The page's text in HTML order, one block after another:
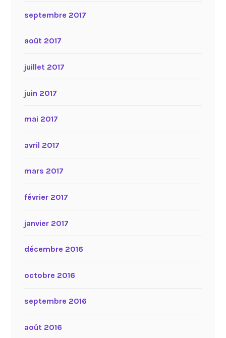
septembre 2017
août 2017
juillet 2017
juin 2017
mai 2017
avril 2017
mars 2017
février 2017
janvier 2017
décembre 2016
octobre 2016
septembre 2016
août 2016